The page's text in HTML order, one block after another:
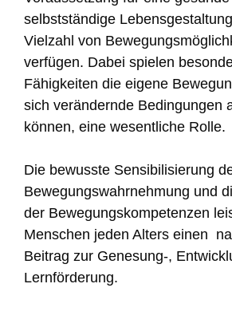
selbstständige
Vielzahl von
verfügen. Dabei spielen
Fähigkeiten die eigene
sich verändernde Bedingungen
können, eine wesentliche Rolle.
Die bewusste Sensibilisierung
Bewegungswahrnehmung und
der Bewegungskompetenzen
Menschen jeden Alters einen
Beitrag zur Genesung-,
Lernförderung.